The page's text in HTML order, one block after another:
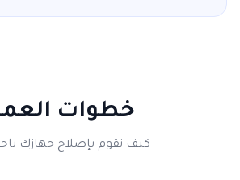
خطوات
كيف نقوم بإصلاح جهازك